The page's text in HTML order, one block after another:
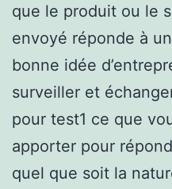
que le produit ou le
envoyé réponde à
bonne idée
surveiller et
pour test1 ce que
apporter pour
quel que soit la